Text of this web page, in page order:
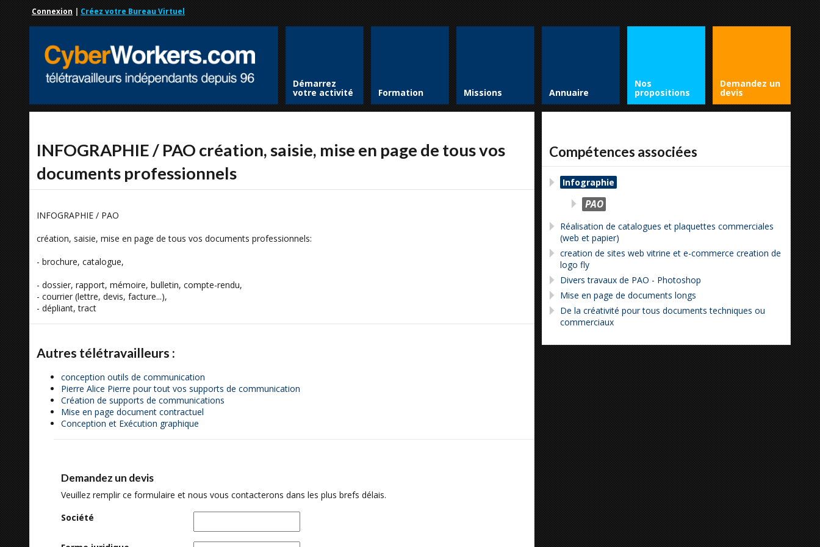
Connexion | Créez votre Bureau Virtuel
Démarrez
votre activité Formation Missions Annuaire
Nos
propositions
Demandez un
devis
INFOGRAPHIE / PAO création, saisie, mise en page de tous vos
documents professionnels
INFOGRAPHIE / PAO
création, saisie, mise en page de tous vos documents professionnels:
- brochure, catalogue,
- dossier, rapport, mémoire, bulletin, compte-rendu,
- courrier (lettre, devis, facture...),
- dépliant, tract
Autres télétravailleurs :
conception outils de communication
Pierre Alice Pierre pour tout vos supports de communication
Création de supports de communications
Mise en page document contractuel
Conception et Exécution graphique
Demandez un devis
Veuillez remplir ce formulaire et nous vous contacterons dans les plus brefs délais.
Société
Compétences associées
Infographie
PAO
Réalisation de catalogues et plaquettes commerciales
(web et papier)
creation de sites web vitrine et e-commerce creation de
logo fly
Divers travaux de PAO - Photoshop
Mise en page de documents longs
De la créativité pour tous documents techniques ou
commerciaux